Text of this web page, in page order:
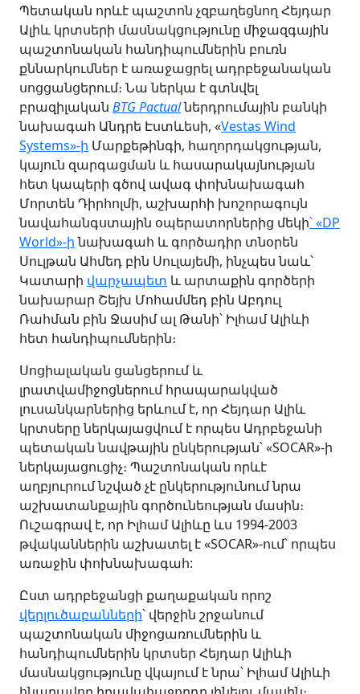
Պետական որևէ պաշտոն չզբաղեցնող Հեյդար
Ալիև կրտսերի մասնակցությունը միջազգային
պաշտոնական հանդիպումներին բուռն
քննարկումներ է առաջացրել ադրբեջանական
սոցցանցերում։ Նա ներկա է գտնվել
բրազիլական BTG Pactualներդրումային բանկի
նախագահ Անդրե Էստևեսի, «Vestas Wind
Systems»-ի Մարքեթինգի, հաղորդակցության,
կայուն զարգացման և հասարակայնության
հետ կապերի գծով ավագ փոխնախագահ
Մորտեն Դիրհոլմի, աշխարհի խոշորագույն
նավահանգստային օպերատորներից մեկի՝ «DP
World»-ինախագահ և գործադիր տնօրեն
Սուլթան Ահմեդ բին Սուլայեմի, ինչպես նաև՝
Կատարի վարչապետ և արտաքին գործերի
նախարար Շեյխ Մոհամմեդ բին Աբդուլ
Ռահման բին Ջասիմ ալ Թանի՝ Իլհամ Ալիևի
հետ հանդիպումներին։
Սոցիալական ցանցերում և
լրատվամիջոցներում հրապարակված
լուսանկարներից երևում է, որ Հեյդար Ալիև
կրտսերը ներկայացվում է որպես Ադրբեջանի
պետական նավթային ընկերության՝ «SOCAR»-ի
ներկայացուցիչ։ Պաշտոնական որևէ
աղբյուրում նշված չէ ընկերությունում նրա
աշխատանքային գործունեության մասին։
Ուշագրավ է, որ Իլհամ Ալիևը ևս 1994-2003
թվականներին աշխատել է «SOCAR»-ում՝ որպես
առաջին փոխնախագահ:
Ըստ ադրբեջանցի քաղաքական որոշ
վերլուծաբանների՝ վերջին շրջանում
պաշտոնական միջոցառումներին և
հանդիպումներին կրտսեր Հեյդար Ալիևի
մասնակցությունը վկայում է նրա՝ Իլհամ Ալիևի